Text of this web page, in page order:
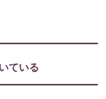
ている